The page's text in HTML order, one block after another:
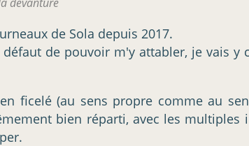
de Sola depuis 2017.
de pouvoir m'y attabler, je vais
ficelé (au sens propre comme au
bien réparti, avec les multiples